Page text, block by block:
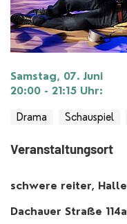
Samstag, 07. Juni
20:00 - 21:15 Uhr:
Drama Schauspiel
Veranstaltungsort
schwere reiter, Halle
Dachauer Straße 114a